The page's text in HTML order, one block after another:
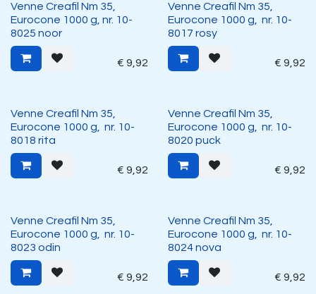
Venne Creafil Nm 35,
Eurocone 1000 g, nr. 10-
8025 noor
€ 9,92
Venne Creafil Nm 35,
Eurocone 1000 g, nr. 10-
8017 rosy
€ 9,92
Venne Creafil Nm 35,
Eurocone 1000 g, nr. 10-
8018 rita
€ 9,92
Venne Creafil Nm 35,
Eurocone 1000 g, nr. 10-
8020 puck
€ 9,92
Venne Creafil Nm 35,
Eurocone 1000 g, nr. 10-
8023 odin
€ 9,92
Venne Creafil Nm 35,
Eurocone 1000 g, nr. 10-
8024 nova
€ 9,92